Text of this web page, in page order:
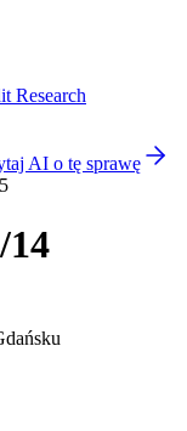
Research
AI o tę sprawę
14